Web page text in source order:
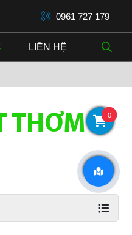
0961 727 179
LIÊN HỆ
THƠM
0